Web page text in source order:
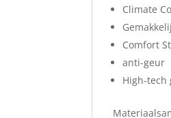
Climate
Comfort
anti-geur
High-tech